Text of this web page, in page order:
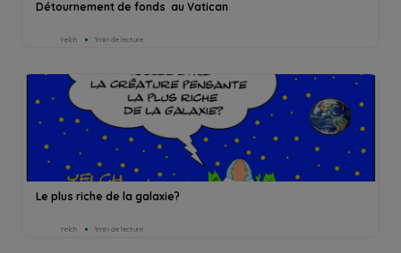
Détournement de fonds au Vatican
Yelch 1min de lecture
Le plus riche de la galaxie?
Yelch 1min de lecture